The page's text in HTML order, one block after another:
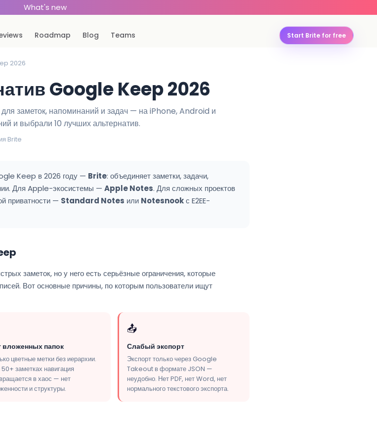
What's new
Roadmap Blog Teams Start Brite for free
2026
Google Keep 2026
заметок, напоминаний и задач — на iPhone, Android и
и выбрали 10 лучших альтернатив.
Brite
Keep в 2026 году — Brite: объединяет заметки, задачи,
Для Apple-экосистемы — Apple Notes. Для сложных проектов
приватности — Standard Notes или Notesnookс E2EE-
заметок, но у него есть серьёзные ограничения, которые
Вот основные причины, по которым пользователи ищут
вложенных папок
цветные метки без иерархии.
заметках навигация
в хаос — нет
и структуры.
📤
Слабый экспорт
Экспорт только через Google
Takeout в формате JSON —
неудобно. Нет PDF, нет Word, нет
нормального текстового экспорта.